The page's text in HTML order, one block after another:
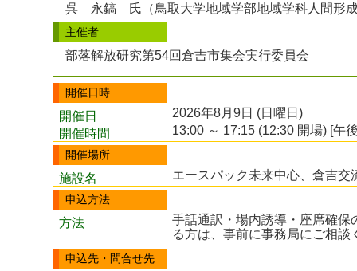
呉 永鎬 氏（鳥取大学地域学部地域学科人間形
主催者
部落解放研究第54回倉吉市集会実行委員会
開催日時
開催日
2026年8月9日 (日曜日)
開催時間
13:00 ～ 17:15 (12:30 開場) [午
開催場所
施設名 エースパック未来中心、倉吉
申込方法
方法
手話通訳・場内誘導・座席確保
る方は、事前に事務局にご相談
申込先・問合せ先